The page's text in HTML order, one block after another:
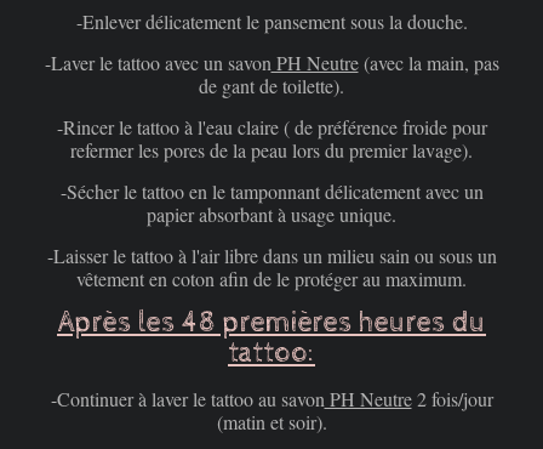
-Enlever délicatement le pansement sous la douche.
-Laver le tattoo avec un savon PH Neutre(avec la main, pas
de gant de toilette).
-Rincer le tattoo à l'eau claire ( de préférence froide pour
refermer les pores de la peau lors du premier lavage).
-Sécher le tattoo en le tamponnant délicatement avec un
papier absorbant à usage unique.
-Laisser le tattoo à l'air libre dans un milieu sain ou sous un
vêtement en coton afin de le protéger au maximum.
Après les 48 premières heures du
tattoo:
-Continuer à laver le tattoo au savon PH Neutre2 fois/jour
(matin et soir).